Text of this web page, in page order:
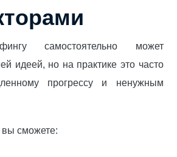
самостоятельно может
идеей, но на практике это часто
прогрессу и ненужным
вы сможете: